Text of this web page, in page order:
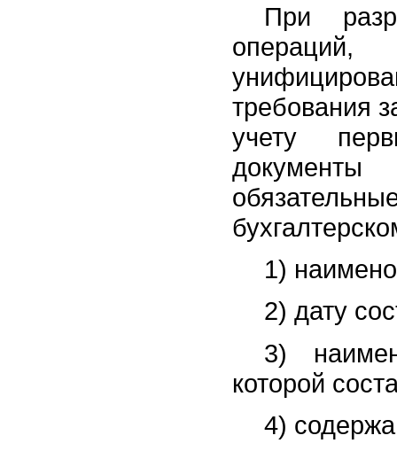
При
требования
учету
документы
1)
2) дату
3)
которой
4)